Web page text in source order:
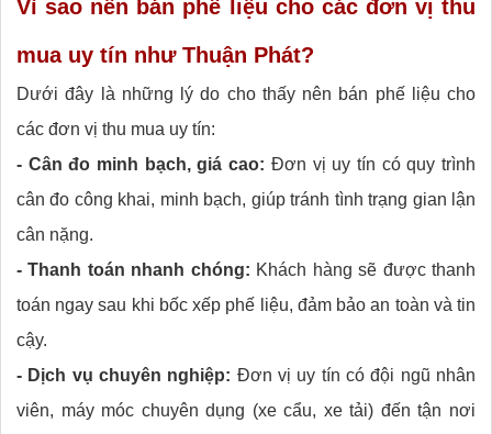
Vì sao nên bán phế liệu cho các đơn vị thu
mua uy tín như Thuận Phát?
Dưới đây là những lý do cho thấy nên bán phế liệu cho
các đơn vị thu mua uy tín:
- Cân đo minh bạch, giá cao: Đơn vị uy tín có quy trình
cân đo công khai, minh bạch, giúp tránh tình trạng gian lận
cân nặng.
- Thanh toán nhanh chóng: Khách hàng sẽ được thanh
toán ngay sau khi bốc xếp phế liệu, đảm bảo an toàn và tin
cậy.
- Dịch vụ chuyên nghiệp: Đơn vị uy tín có đội ngũ nhân
viên, máy móc chuyên dụng (xe cẩu, xe tải) đến tận nơi